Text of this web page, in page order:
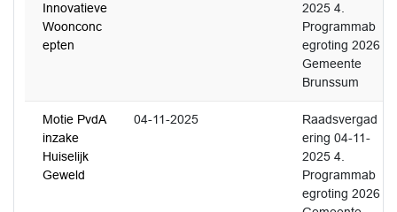
Innovatieve
Woonconc
epten
2025 4.
Programmab
egroting 2026
Gemeente
Brunssum
Motie PvdA
inzake
Huiselijk
Geweld
04-11-2025
Raadsvergad
ering 04-11-
2025 4.
Programmab
egroting 2026